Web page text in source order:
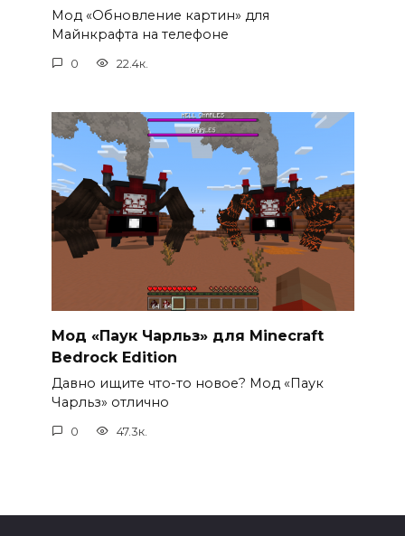
Мод «Обновление картин» для
Майнкрафта на телефоне
0 22.4к.
Мод «Паук Чарльз» для Minecraft
Bedrock Edition
Давно ищите что-то новое? Мод «Паук
Чарльз» отлично
0 47.3к.